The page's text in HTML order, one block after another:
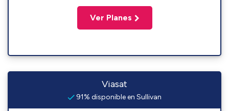
Ver Planes
Viasat
91% disponible en Sullivan